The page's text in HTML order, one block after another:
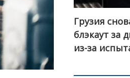
Грузия
блэкаут за
из-за